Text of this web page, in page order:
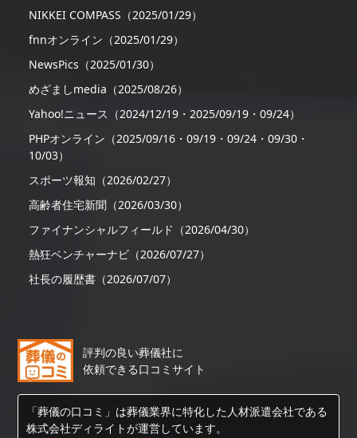
NIKKEI COMPASS（2025/01/29）
fnnオンライン（2025/01/29）
NewsPics（2025/01/30）
めざましmedia（2025/08/26）
Yahoo!ニュース（2024/12/19・2025/09/19・09/24）
PHPオンライン（2025/09/16・09/19・09/24・09/30・
10/03）
スポーツ報知（2026/02/27）
高齢者住宅新聞（2026/03/30）
ファイナンシャルフィールド（2026/04/30）
熱狂ベンチャーナビ（2026/07/27）
社長の履歴書（2026/07/07）
評判の良い葬儀社に
依頼できる口コミサイト
「葬儀の口コミ」は葬儀業界に特化した人材派遣会社である
株式会社ディライトが運営しています。